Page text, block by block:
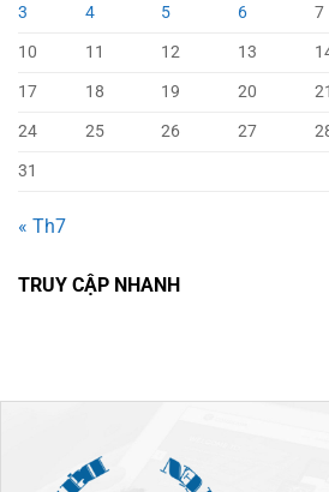
3
4 5 6 7
10
11 12 13
17
18 19 20 21
24
25 26 27
31
« Th7
TRUY CẬP NHANH